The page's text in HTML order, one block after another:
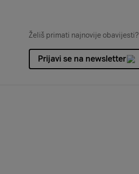
Želiš primati najnovije obavijesti?
Prijavi se na newsletter